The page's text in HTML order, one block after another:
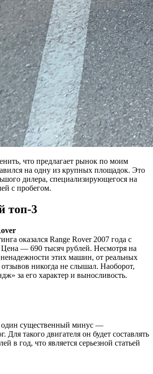
что предлагает рынок по моим
на одну из крупных площадок. Это
дилера, специализирующегося на
с пробегом.
топ-3
оказался Range Rover 2007 года с
— 690 тысяч рублей. Несмотря на
этих машин, от реальных
отзывов никогда не слышал. Наоборот,
за его характер и выносливость.
один существенный минус —
Для такого двигателя он будет составлять
в год, что является серьезной статьей